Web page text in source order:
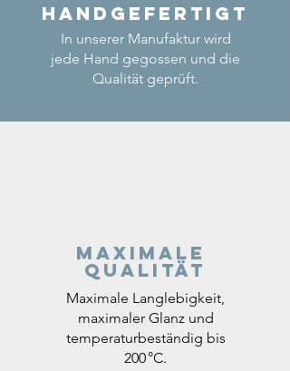
Handgefertigt
In unserer Manufaktur wird
jede Hand gegossen und die
Qualität geprüft.
Maximale
Qualität
Maximale Langlebigkeit,
maximaler Glanz und
temperaturbeständig bis
200 °C.